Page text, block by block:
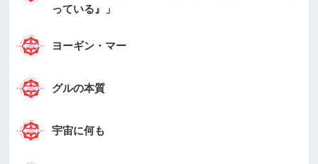
っている』」
ヨーギン・マー
グルの本質
宇宙に何も